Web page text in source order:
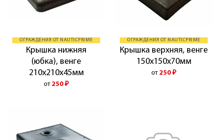
ОГРАЖДЕНИЯ ОТ NAUTICPRIME
Крышка нижняя
(юбка), венге
210х210х45мм
от 250 ₽
ОГРАЖДЕНИЯ ОТ NAUTICPRIME
Крышка верхняя, венге
150х150х70мм
от 250 ₽